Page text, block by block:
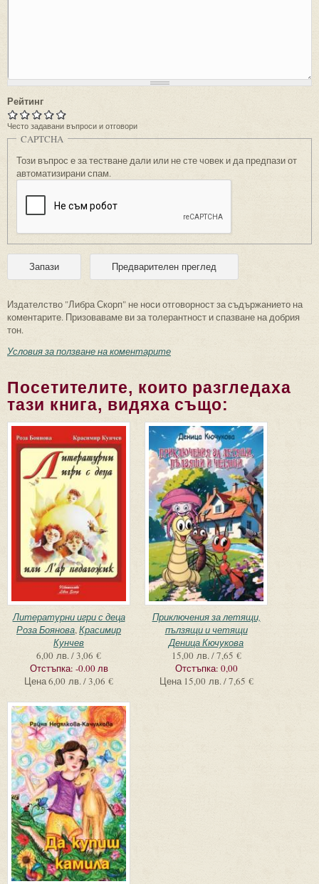
Рейтинг
Често задавани въпроси и отговори
CAPTCHA
Този въпрос е за тестване дали или не сте човек и да предпази от
автоматизирани спам.
Издателство "Либра Скорп" не носи отговорност за съдържанието на
коментарите. Призоваваме ви за толерантност и спазване на добрия
тон.
Условия за ползване на коментарите
Посетителите, които разгледаха
тази книга, видяха също:
Литературни игри с деца
Роза Боянова,Красимир
Кунчев
6,00 лв. / 3,06 €
Отстъпка: -0.00 лв
Цена6,00 лв. / 3,06 €
Приключения за летящи,
пълзящи и четящи
Деница Кючукова
15,00 лв. / 7,65 €
Отстъпка: 0,00
Цена 15,00 лв. / 7,65 €